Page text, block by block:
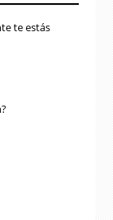
te estás